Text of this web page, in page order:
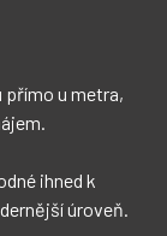
přímo u metra,
ihned k
úroveň.